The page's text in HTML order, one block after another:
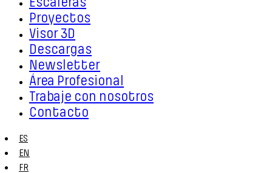
Proyectos
Visor 3D
Descargas
Newsletter
Área Profesional
Trabaje con nosotros
Contacto
ES
EN
FR